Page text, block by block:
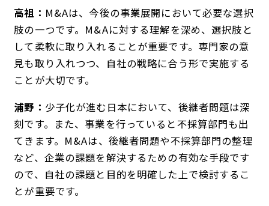
高祖： M&Aは、今後の事業展開において必要な選択
肢の一つです。M&Aに対する理解を深め、選択肢と
して柔軟に取り入れることが重要です。専門家の意
見も取り入れつつ、自社の戦略に合う形で実施する
ことが大切です。
浦野： 少子化が進む日本において、後継者問題は深
刻です。また、事業を行っていると不採算部門も出
てきます。M&Aは、後継者問題や不採算部門の整理
など、企業の課題を解決するための有効な手段です
ので、自社の課題と目的を明確した上で検討するこ
とが重要です。